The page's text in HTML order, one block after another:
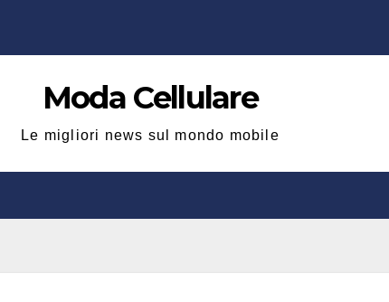
Moda Cellulare
Le migliori news sul mondo mobile